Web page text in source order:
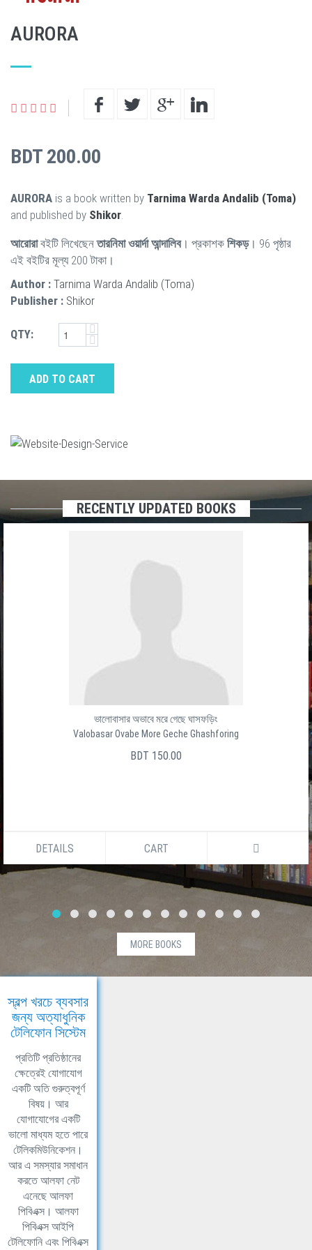
AURORA
BDT 200.00
AURORA is a book written by Tarnima Warda Andalib (Toma)
and published by Shikor
আরোরাবইটি লিখেছেনতারনিমা ওয়ার্দা আন্দালিব। প্রকাশক শিকড়। 96 পৃষ্ঠার
এই বইটির মূল্য 200 টাকা।
Author : Tarnima Warda Andalib (Toma)
Publisher : Shikor
QTY:
ADD TO CART
RECENTLY UPDATED BOOKS
ভালোবাসার অভাবে মরে গেছে ঘাসফড়িং
Valobasar Ovabe More Geche Ghashforing
BDT 150.00
DETAILS CART
MORE BOOKS
স্বল্প খরচে ব্যবসার
জন্য অত্যাধুনিক
টেলিফোন সিস্টেম
প্রতিটি প্রতিষ্ঠানের
ক্ষেত্রেই যোগাযোগ
একটি অতি গুরুত্বপূর্ণ
বিষয়। আর
যোগাযোগের একটি
ভালো মাধ্যম হতে পারে
টেলিকমিউনিকেশন।
আর এ সমস্যার সমাধান
করতে আলফা নেট
এনেছে আলফা
পিবিএক্স। আলফা
পিবিএক্স আইপি
টেলিফোনি এবং পিবিএক্স